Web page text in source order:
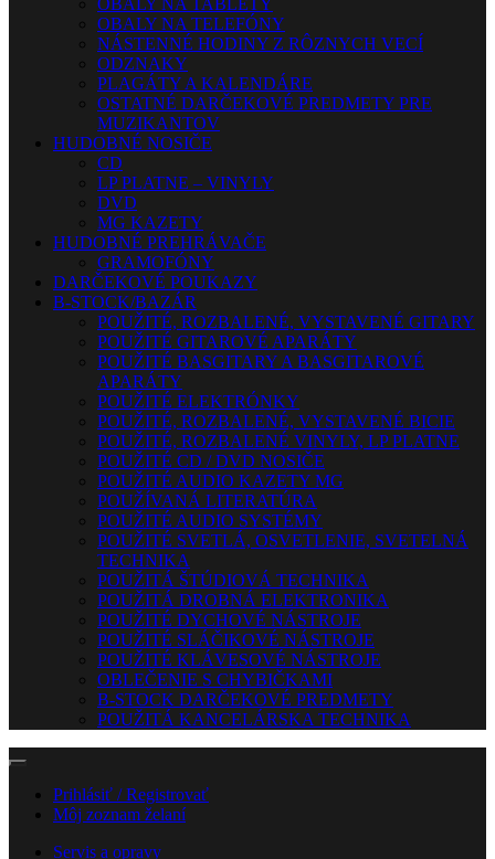
OBALY NA TABLETY
OBALY NA TELEFÓNY
NÁSTENNÉ HODINY Z RÔZNYCH VECÍ
ODZNAKY
PLAGÁTY A KALENDÁRE
OSTATNÉ DARČEKOVÉ PREDMETY PRE
MUZIKANTOV
HUDOBNÉ NOSIČE
CD
LP PLATNE – VINYLY
DVD
MG KAZETY
HUDOBNÉ PREHRÁVAČE
GRAMOFÓNY
DARČEKOVÉ POUKAZY
B-STOCK/BAZÁR
POUŽITÉ, ROZBALENÉ, VYSTAVENÉ GITARY
POUŽITÉ GITAROVÉ APARÁTY
POUŽITÉ BASGITARY A BASGITAROVÉ
APARÁTY
POUŽITÉ ELEKTRÓNKY
POUŽITÉ, ROZBALENÉ, VYSTAVENÉ BICIE
POUŽITÉ, ROZBALENÉ VINYLY, LP PLATNE
POUŽITÉ CD / DVD NOSIČE
POUŽITÉ AUDIO KAZETY MG
POUŽÍVANÁ LITERATÚRA
POUŽITÉ AUDIO SYSTÉMY
POUŽITÉ SVETLÁ, OSVETLENIE, SVETELNÁ
TECHNIKA
POUŽITÁ ŠTÚDIOVÁ TECHNIKA
POUŽITÁ DROBNÁ ELEKTRONIKA
POUŽITÉ DYCHOVÉ NÁSTROJE
POUŽITÉ SLÁČIKOVÉ NÁSTROJE
POUŽITÉ KLÁVESOVÉ NÁSTROJE
OBLEČENIE S CHYBIČKAMI
B-STOCK DARČEKOVÉ PREDMETY
POUŽITÁ KANCELÁRSKA TECHNIKA
Prihlásiť / Registrovať
Môj zoznam želaní
Servis a opravy